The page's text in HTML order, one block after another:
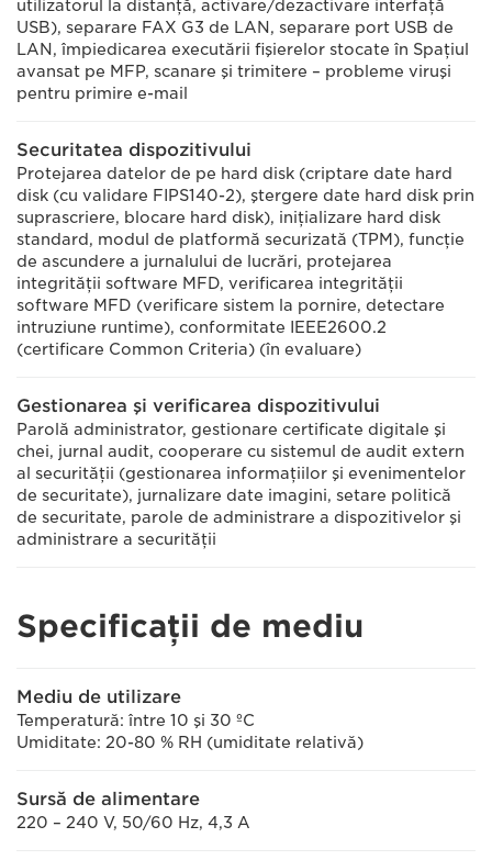
utilizatorul la distanţă, activare/dezactivare interfaţă
USB), separare FAX G3 de LAN, separare port USB de
LAN, împiedicarea executării fişierelor stocate în Spaţiul
avansat pe MFP, scanare şi trimitere – probleme viruşi
pentru primire e-mail
Securitatea dispozitivului
Protejarea datelor de pe hard disk (criptare date hard
disk (cu validare FIPS140-2), ştergere date hard disk prin
suprascriere, blocare hard disk), iniţializare hard disk
standard, modul de platformă securizată (TPM), funcţie
de ascundere a jurnalului de lucrări, protejarea
integrităţii software MFD, verificarea integrităţii
software MFD (verificare sistem la pornire, detectare
intruziune runtime), conformitate IEEE2600.2
(certificare Common Criteria) (în evaluare)
Gestionarea şi verificarea dispozitivului
Parolă administrator, gestionare certificate digitale şi
chei, jurnal audit, cooperare cu sistemul de audit extern
al securităţii (gestionarea informaţiilor şi evenimentelor
de securitate), jurnalizare date imagini, setare politică
de securitate, parole de administrare a dispozitivelor şi
administrare a securităţii
Specificaţii de mediu
Mediu de utilizare
Temperatură: între 10 şi 30 ºC
Umiditate: 20-80 % RH (umiditate relativă)
Sursă de alimentare
220 – 240 V, 50/60 Hz, 4,3 A